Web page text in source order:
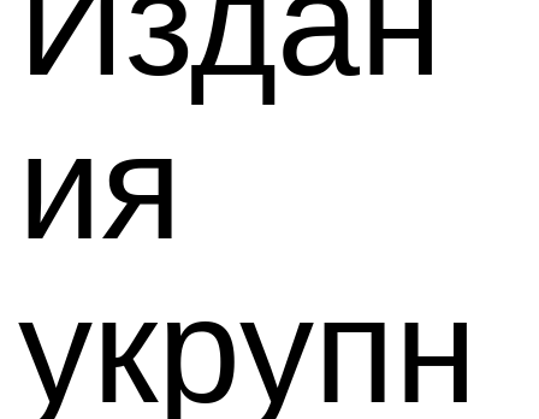
ия
укрупн